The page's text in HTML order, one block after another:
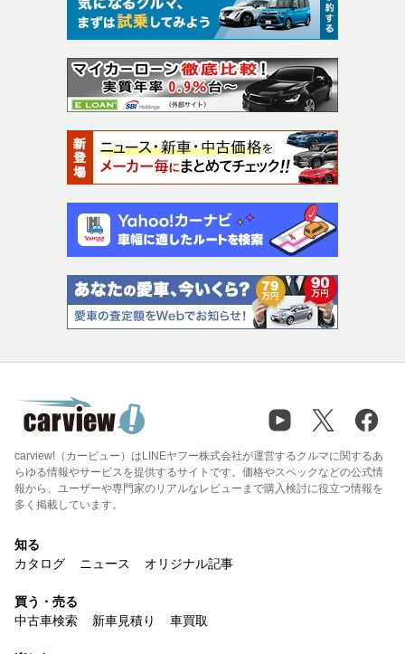
carview!（カービュー）はLINEヤフー株式会社が運営するクルマに関するあ
らゆる情報やサービスを提供するサイトです。価格やスペックなどの公式情
報から、ユーザーや専門家のリアルなレビューまで購入検討に役立つ情報を
多く掲載しています。
知る
カタログ
ニュース オリジナル記事
買う・売る
中古車検索
新車見積り 車買取